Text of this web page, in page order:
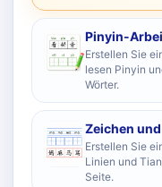
Pinyin-
Erstellen Sie
lesen Pinyin
Wörter.
Zeichen
Erstellen Sie
Linien und
Seite.